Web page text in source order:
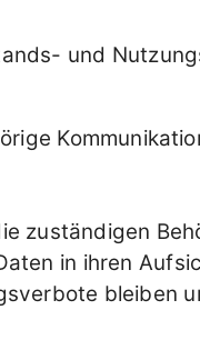
und
zuständigen
in ihren
bleiben